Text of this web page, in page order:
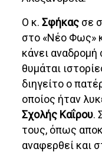
Ο κ.Σφήκας σε
στο «Νέο Φως»
κάνει αναδρομή
θυμάται
διηγείτο ο
οποίος ήταν
Σχολής Καΐρου.
τους, όπως
αναφερθεί και